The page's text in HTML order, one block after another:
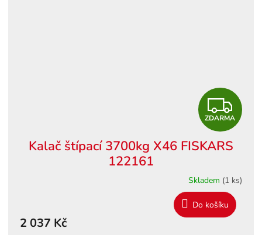
Z
D
A
R
M
ZDARMA
Kalač štípací 3700kg X46 FISKARS
122161
Skladem (1 ks)
2 037 Kč
Do košíku